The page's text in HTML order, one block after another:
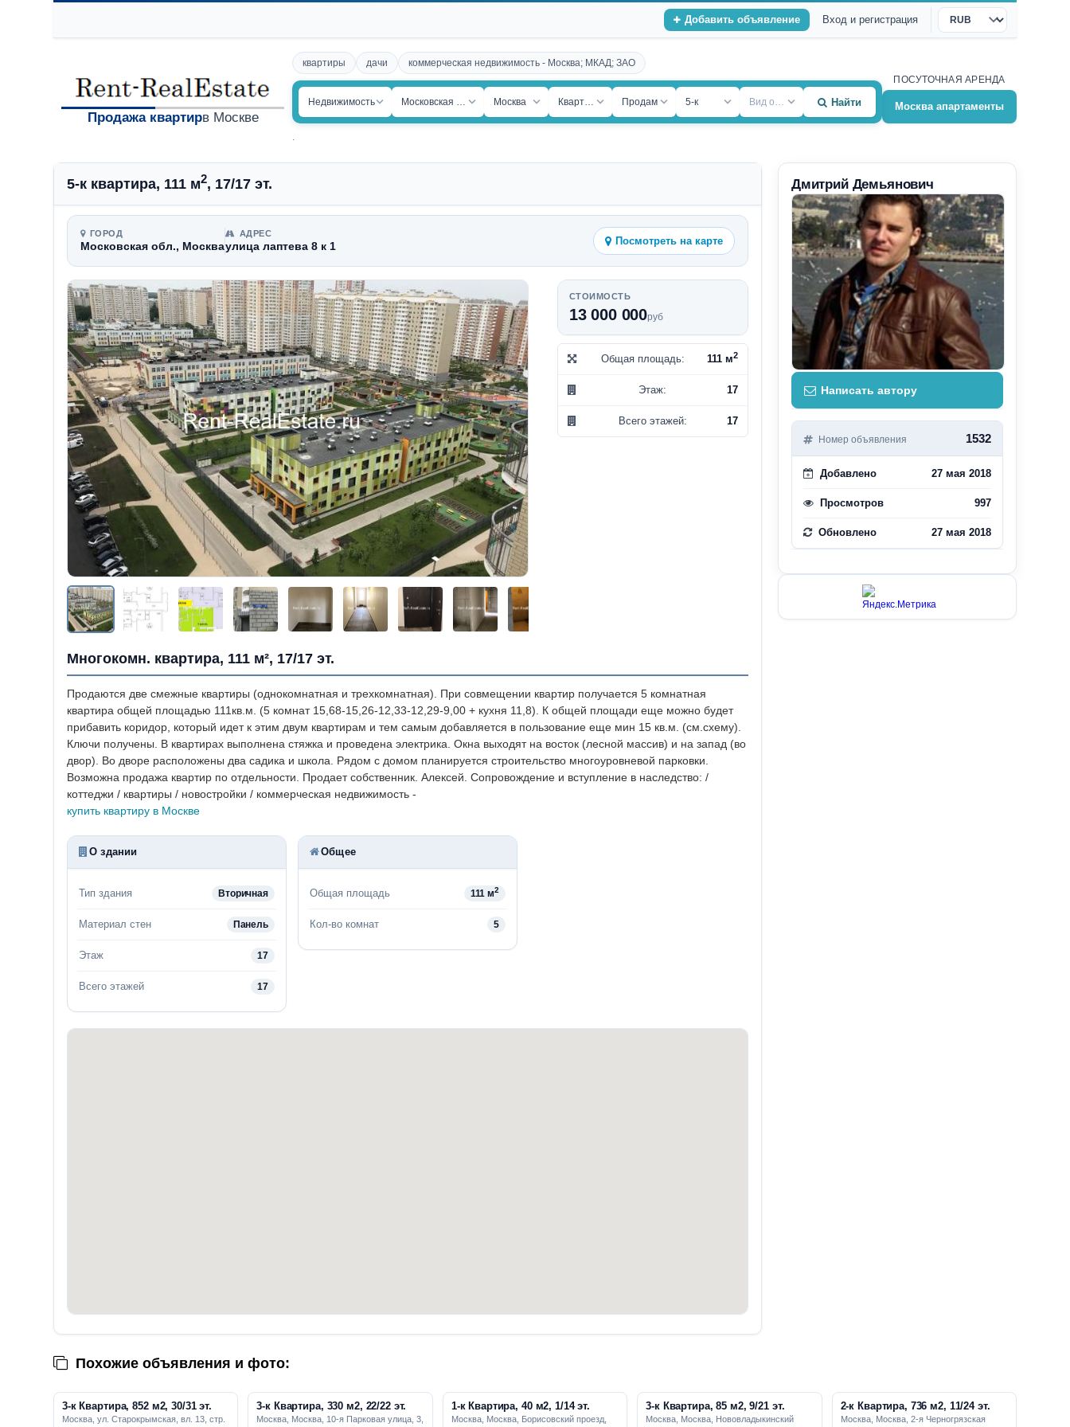
Добавить объявление Вход и регистрация
Валюта
Продажа квартирв Москве
квартиры дачи коммерческая недвижимость - Москва; МКАД; ЗАО
Недвижимость Московская обл. Москва Квартира Продам 5-к Вид объекта Найти
.
ПОСУТОЧНАЯ АРЕНДА
Москва апартаменты
5-к квартира, 111 м2, 17/17 эт.
ГОРОД
Московская обл., Москва
АДРЕС
улица лаптева 8 к 1 Посмотреть на карте
СТОИМОСТЬ
13 000 000руб
Общая площадь: 111 м2
Этаж: 17
Всего этажей: 17
Многокомн. квартира, 111 м², 17/17 эт.
Продаются две смежные квартиры (однокомнатная и трехкомнатная). При совмещении квартир получается 5 комнатная
квартира общей площадью 111кв.м. (5 комнат 15,68-15,26-12,33-12,29-9,00 + кухня 11,8). К общей площади еще можно будет
прибавить коридор, который идет к этим двум квартирам и тем самым добавляется в пользование еще мин 15 кв.м. (см.схему).
Ключи получены. В квартирах выполнена стяжка и проведена электрика. Окна выходят на восток (лесной массив) и на запад (во
двор). Во дворе расположены два садика и школа. Рядом с домом планируется строительство многоуровневой парковки.
Возможна продажа квартир по отдельности. Продает собственник. Алексей. Сопровождение и вступление в наследство: /
коттеджи / квартиры / новостройки / коммерческая недвижимость -
купить квартиру в Москве
О здании
Тип здания Вторичная
Материал стен Панель
Этаж 17
Всего этажей 17
Общее
Общая площадь 111 м2
Кол-во комнат 5
Дмитрий Демьянович
Написать автору
Номер объявления 1532
Добавлено 27 мая 2018
Просмотров 997
Обновлено 27 мая 2018
Похожие объявления и фото:
3-к Квартира, 852 м2, 30/31 эт.
Москва, ул. Старокрымская, вл. 13, стр.
3-к Квартира, 330 м2, 22/22 эт.
Москва, Москва, 10-я Парковая улица, 3,
1-к Квартира, 40 м2, 1/14 эт.
Москва, Москва, Борисовский проезд,
3-к Квартира, 85 м2, 9/21 эт.
Москва, Москва, Нововладыкинский
2-к Квартира, 736 м2, 11/24 эт.
Москва, Москва, 2-я Черногрязская